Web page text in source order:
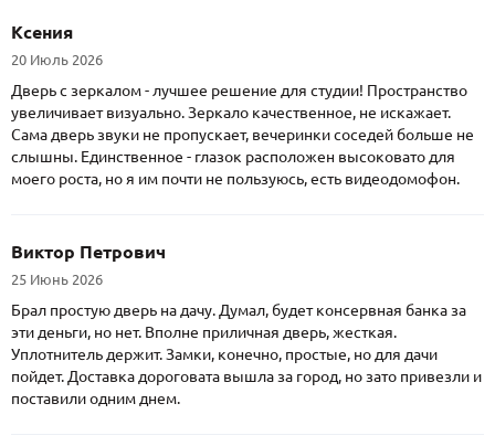
Ксения
20 Июль 2026
Дверь с зеркалом - лучшее решение для студии! Пространство
увеличивает визуально. Зеркало качественное, не искажает.
Сама дверь звуки не пропускает, вечеринки соседей больше не
слышны. Единственное - глазок расположен высоковато для
моего роста, но я им почти не пользуюсь, есть видеодомофон.
Виктор Петрович
25 Июнь 2026
Брал простую дверь на дачу. Думал, будет консервная банка за
эти деньги, но нет. Вполне приличная дверь, жесткая.
Уплотнитель держит. Замки, конечно, простые, но для дачи
пойдет. Доставка дороговата вышла за город, но зато привезли и
поставили одним днем.